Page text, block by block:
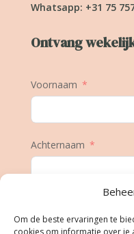
Om de beste ervaringen te
cookies om informatie over
Whatsapp: +31 75
Ontvang
Voornaam
Achternaam